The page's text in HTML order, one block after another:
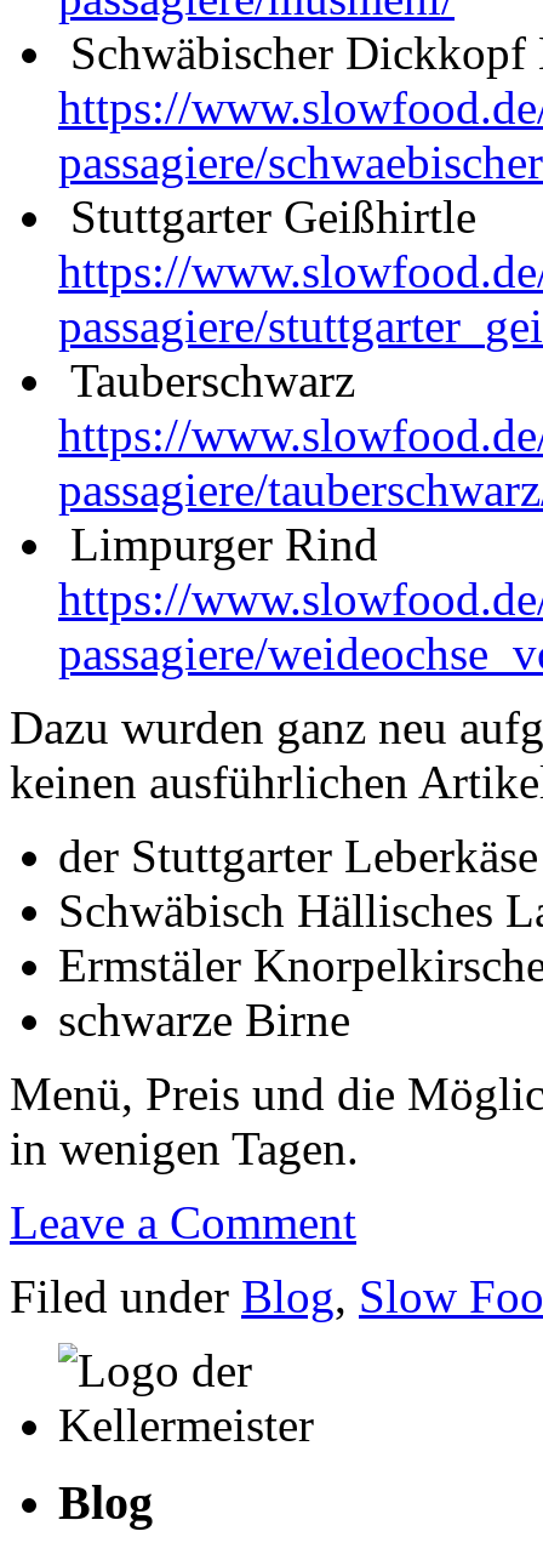
Schwäbischer Dickkopf
https://
passagiere/
Stuttgarter Geißhirtle
https://
passagiere/stuttgarter_
Tauberschwarz
https://
passagiere/
Limpurger Rind
https://
passagiere/
Dazu wurden ganz neu
keinen ausführlichen
der Stuttgarter Leberkäse
Schwäbisch Hällisches
Ermstäler
schwarze Birne
Menü, Preis und die
in wenigen Tagen.
Leave a Comment
Filed under Blog, Slow
Blog